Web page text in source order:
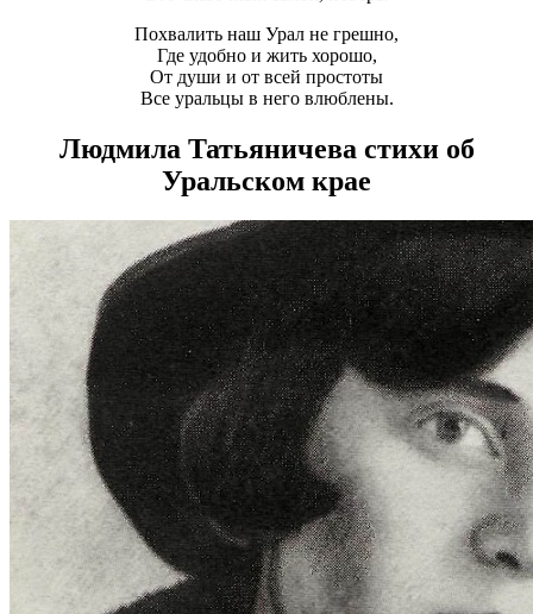
Похвалить наш Урал не грешно,
Где удобно и жить хорошо,
От души и от всей простоты
Все уральцы в него влюблены.
Людмила Татьяничева стихи об
Уральском крае